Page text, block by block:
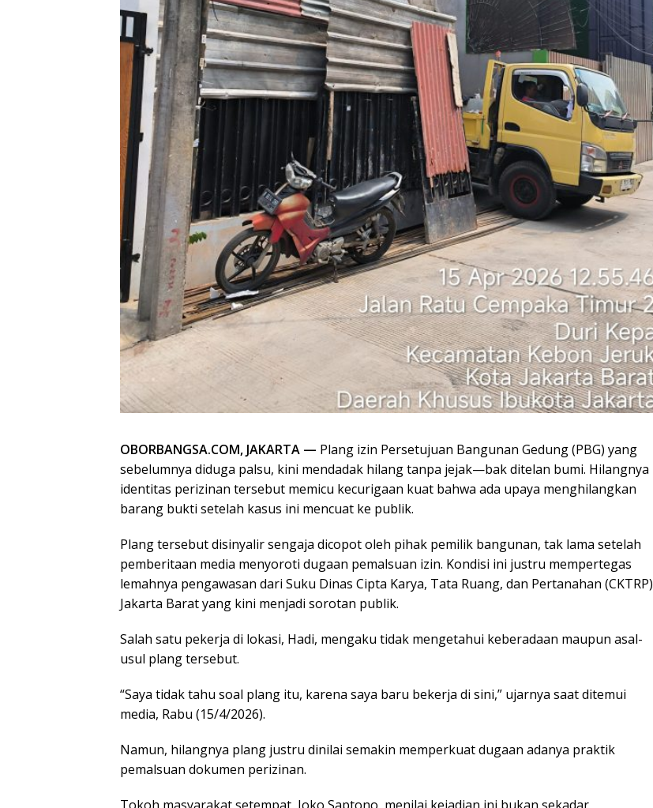
OBORBANGSA.COM, JAKARTA — Plang izin Persetujuan Bangunan Gedung (PBG) yang
sebelumnya diduga palsu, kini mendadak hilang tanpa jejak—bak ditelan bumi. Hilangnya
identitas perizinan tersebut memicu kecurigaan kuat bahwa ada upaya menghilangkan
barang bukti setelah kasus ini mencuat ke publik.
Plang tersebut disinyalir sengaja dicopot oleh pihak pemilik bangunan, tak lama setelah
pemberitaan media menyoroti dugaan pemalsuan izin. Kondisi ini justru mempertegas
lemahnya pengawasan dari Suku Dinas Cipta Karya, Tata Ruang, dan Pertanahan (CKTRP)
Jakarta Barat yang kini menjadi sorotan publik.
Salah satu pekerja di lokasi, Hadi, mengaku tidak mengetahui keberadaan maupun asal-
usul plang tersebut.
“Saya tidak tahu soal plang itu, karena saya baru bekerja di sini,” ujarnya saat ditemui
media, Rabu (15/4/2026).
Namun, hilangnya plang justru dinilai semakin memperkuat dugaan adanya praktik
pemalsuan dokumen perizinan.